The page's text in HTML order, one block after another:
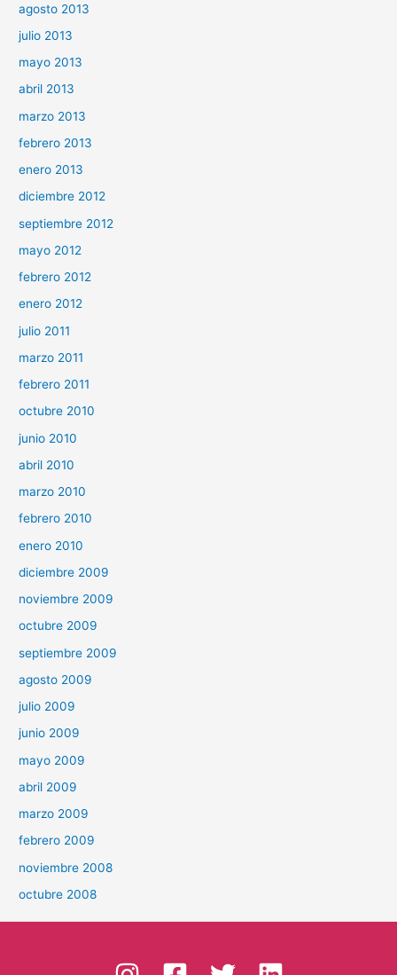
agosto 2013
julio 2013
mayo 2013
abril 2013
marzo 2013
febrero 2013
enero 2013
diciembre 2012
septiembre 2012
mayo 2012
febrero 2012
enero 2012
julio 2011
marzo 2011
febrero 2011
octubre 2010
junio 2010
abril 2010
marzo 2010
febrero 2010
enero 2010
diciembre 2009
noviembre 2009
octubre 2009
septiembre 2009
agosto 2009
julio 2009
junio 2009
mayo 2009
abril 2009
marzo 2009
febrero 2009
noviembre 2008
octubre 2008